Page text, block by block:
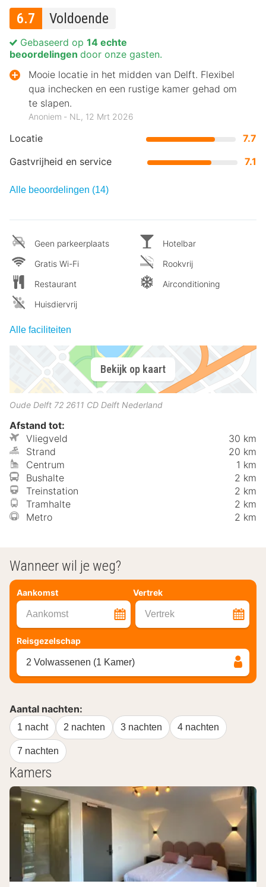
6.7 Voldoende
Locatie
7.7
Gastvrijheid en service
7.1
Gebaseerd op 14 echte
beoordelingen door onze gasten.
Mooie locatie in het midden van Delft. Flexibel
qua inchecken en een rustige kamer gehad om
te slapen.
Anoniem ‐ NL, 12 Mrt 2026
Alle beoordelingen (14)
Geen parkeerplaats
Gratis Wi-Fi
Restaurant
Huisdiervrij
Hotelbar
Rookvrij
Airconditioning
Alle faciliteiten
Bekijk op kaart
Oude Delft 72 2611 CD Delft Nederland
Afstand tot:
Vliegveld
30 km
Strand
20 km
Centrum
1 km
Bushalte
2 km
Treinstation
2 km
Tramhalte
2 km
Metro
2 km
Wanneer wil je weg?
Aankomst Vertrek
Aankomst Vertrek
Reisgezelschap
2 Volwassenen (1 Kamer)
Aantal nachten:
1 nacht 2 nachten 3 nachten 4 nachten
7 nachten
Kamers